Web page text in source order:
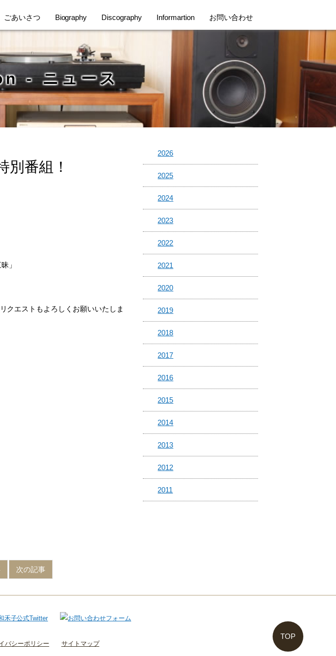
ごあいさつ Biography Discography Informartion お問い合わせ
- ニュース
別番組！
」
クエストもよろしくお願いいたしま
2026
2025
2024
2023
2022
2021
2020
2019
2018
2017
2016
2015
2014
2013
2012
2011
次の記事
TOP
バシーポリシー サイトマップ